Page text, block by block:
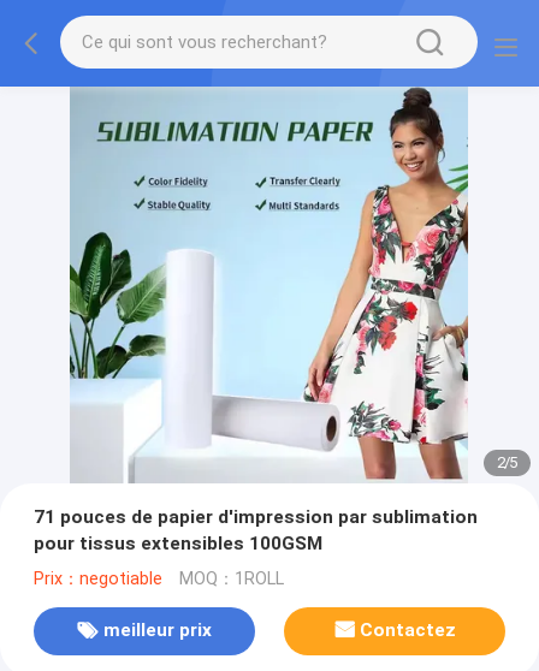
2/5
71 pouces de papier d'impression par sublimation
pour tissus extensibles 100GSM
Prix：negotiable MOQ：1ROLL
meilleur prix Contactez